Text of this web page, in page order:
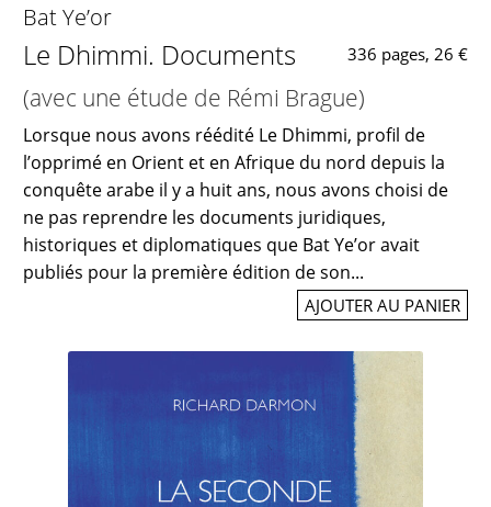
Bat Ye’or
Le Dhimmi. Documents 336 pages, 26 €
(avec une étude de Rémi Brague)
Lorsque nous avons réédité Le Dhimmi, profil de
l’opprimé en Orient et en Afrique du nord depuis la
conquête arabe il y a huit ans, nous avons choisi de
ne pas reprendre les documents juridiques,
historiques et diplomatiques que Bat Ye’or avait
publiés pour la première édition de son...
AJOUTER AU PANIER